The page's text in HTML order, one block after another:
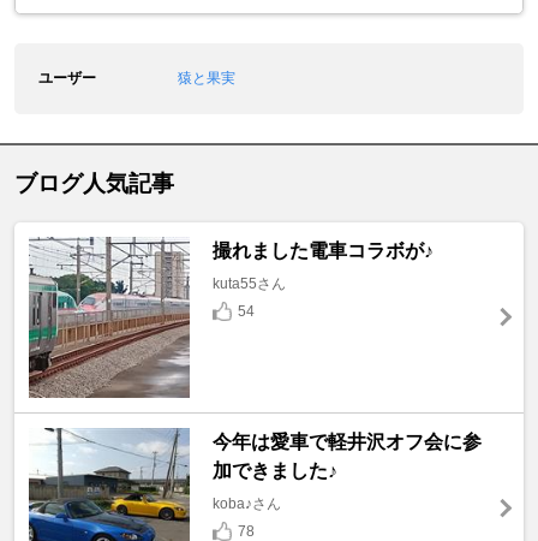
ユーザー 猿と果実
ブログ人気記事
撮れました電車コラボが♪
kuta55さん
54
今年は愛車で軽井沢オフ会に参
加できました♪
koba♪さん
78